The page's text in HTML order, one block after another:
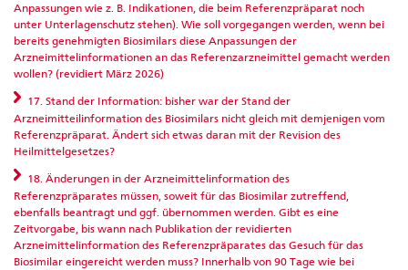
Anpassungen wie z. B. Indikationen, die beim Referenzpräparat noch
unter Unterlagenschutz stehen). Wie soll vorgegangen werden, wenn bei
bereits genehmigten Biosimilars diese Anpassungen der
Arzneimittelinformationen an das Referenzarzneimittel gemacht werden
wollen? (revidiert März 2026)
17. Stand der Information: bisher war der Stand der
Arzneimitteilinformation des Biosimilars nicht gleich mit demjenigen vom
Referenzpräparat. Ändert sich etwas daran mit der Revision des
Heilmittelgesetzes?
18. Änderungen in der Arzneimittelinformation des
Referenzpräparates müssen, soweit für das Biosimilar zutreffend,
ebenfalls beantragt und ggf. übernommen werden. Gibt es eine
Zeitvorgabe, bis wann nach Publikation der revidierten
Arzneimittelinformation des Referenzpräparates das Gesuch für das
Biosimilar eingereicht werden muss? Innerhalb von 90 Tage wie bei